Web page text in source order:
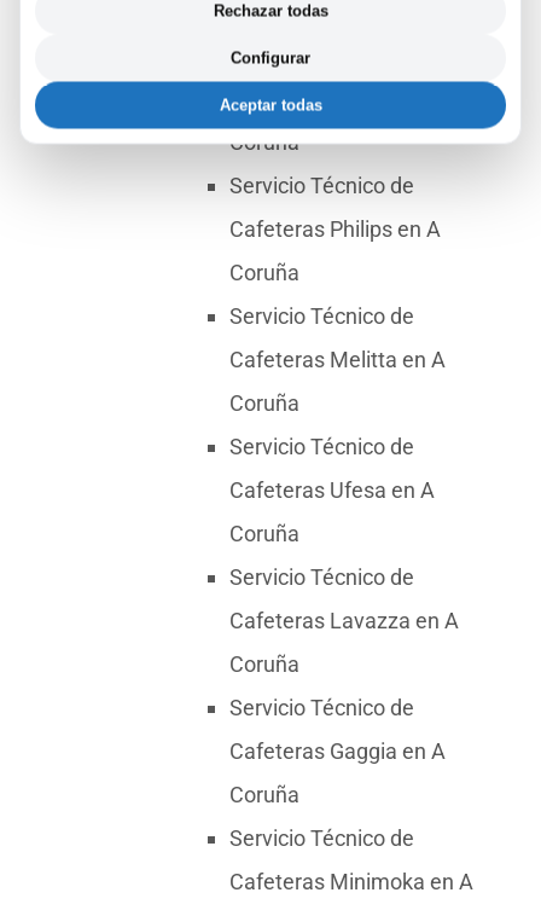
Coruña
Servicio Técnico de
Cafeteras Senseo en A
Coruña
Servicio Técnico de
Cafeteras Philips en A
Coruña
Servicio Técnico de
Cafeteras Melitta en A
Coruña
Servicio Técnico de
Cafeteras Ufesa en A
Coruña
Servicio Técnico de
Cafeteras Lavazza en A
Coruña
Servicio Técnico de
Cafeteras Gaggia en A
Coruña
Servicio Técnico de
Cafeteras Minimoka en A
Rechazar todas
Configurar
Aceptar todas